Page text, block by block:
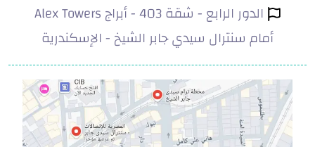
الدور الرابع - شقة 403 - أبراج Alex Towers
أمام سنترال سيدي جابر الشيخ - الإسكندرية